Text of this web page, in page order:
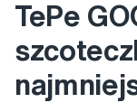
TePe